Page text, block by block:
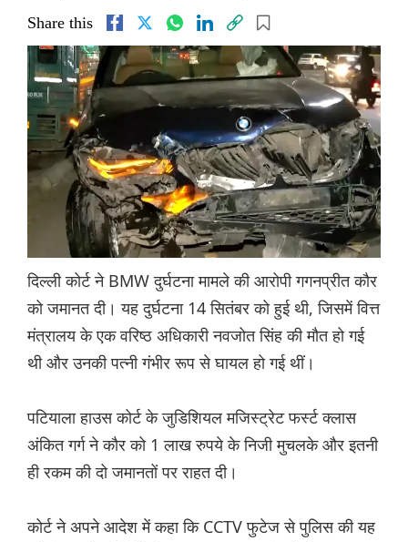
Share this
दिल्ली कोर्ट ने BMW दुर्घटना मामले की आरोपी गगनप्रीत कौर
को जमानत दी। यह दुर्घटना 14 सितंबर को हुई थी, जिसमें वित्त
मंत्रालय के एक वरिष्ठ अधिकारी नवजोत सिंह की मौत हो गई
थी और उनकी पत्नी गंभीर रूप से घायल हो गई थीं।
पटियाला हाउस कोर्ट के जुडिशियल मजिस्ट्रेट फर्स्ट क्लास
अंकित गर्ग ने कौर को 1 लाख रुपये के निजी मुचलके और इतनी
ही रकम की दो जमानतों पर राहत दी।
कोर्ट ने अपने आदेश में कहा कि CCTV फुटेज से पुलिस की यह